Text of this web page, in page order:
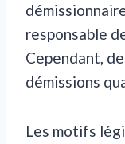
responsable
Cependant,
démissions
Les motifs